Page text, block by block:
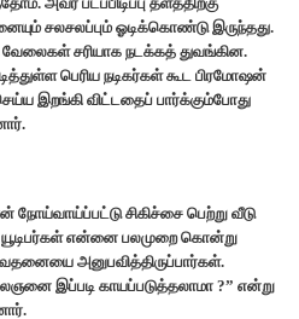
சலசலப்பும் ஓடிக்கொண்டு இருந்தது.
சரியாக நடக்கத் துவங்கின.
பெரிய நடிகர்கள் கூட பிரமோஷன்
இறங்கி விட்டதைப் பார்க்கும்போது
நோய்வாய்ப்பட்டு சிகிச்சை பெற்று வீடு
யூடிபர்கள் என்னை பலமுறை கொன்று
அனுபவித்திருப்பார்கள்.
இப்படி காயப்படுத்தலாமா ?” என்று